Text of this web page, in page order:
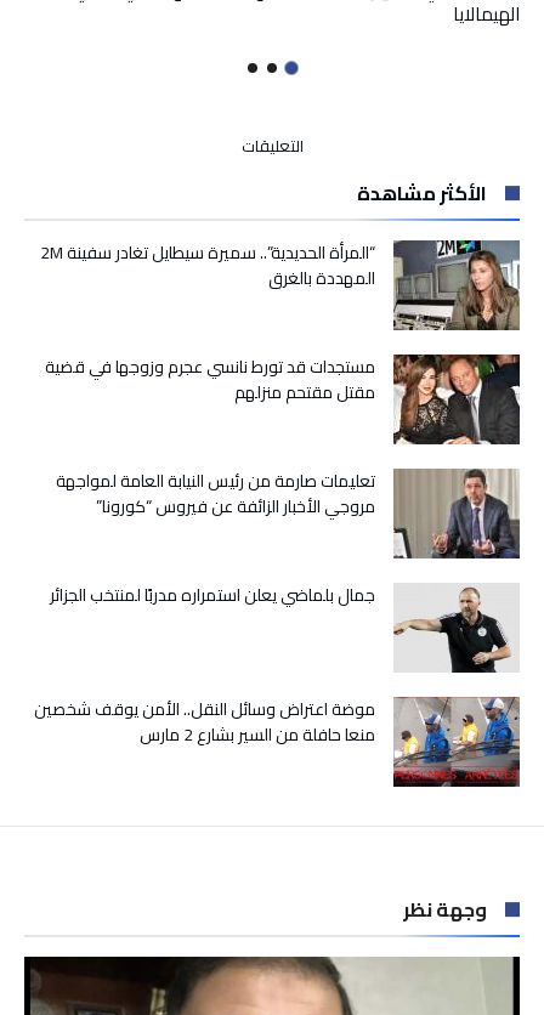
الهيمالايا
التعليقات
الملك
اتصل
مساء
بكلمات
أبوية
كانت
علاجا
مغلقة
الأكثر مشاهدة
“المرأة الحديدية”.. سميرة سيطايل تغادر سفينة 2M
المهددة بالغرق
مستجدات قد تورط نانسي عجرم وزوجها في قضية
مقتل مقتحم منزلهم
تعليمات صارمة من رئيس النيابة العامة لمواجهة
مروجي الأخبار الزائفة عن فيروس “كورونا”
جمال بلماضي يعلن استمراره مدربًا لمنتخب الجزائر
موضة اعتراض وسائل النقل.. الأمن يوقف شخصين
منعا حافلة من السير بشارع 2 مارس
وجهة نظر